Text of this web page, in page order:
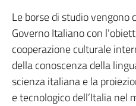
Le borse di studio vengono
Governo Italiano con
cooperazione culturale
della conoscenza della
scienza italiana e la
e tecnologico dell’Italia nel